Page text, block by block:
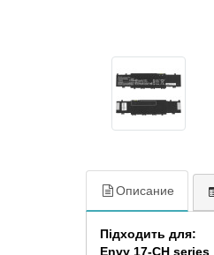
Описание
Підходить для:
Envy 17-CH series